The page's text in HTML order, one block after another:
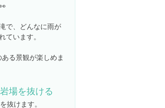
で、どんなに雨が
います。
る景観が楽しめま
場を抜ける
抜けます。